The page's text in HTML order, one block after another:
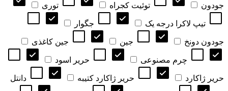
جودون توئیت کجراه توری
تیپ لاکرا درجه یک جگوار
جودون دونخ جین جین کاغذی
چرم مصنوعی حریر اسود
حریر ژاکارد حریر ژاکارد کتیبه دانتل